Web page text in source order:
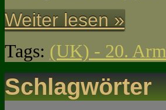
Weiter lesen »
Tags: (UK) - 20.
Schlagwörter